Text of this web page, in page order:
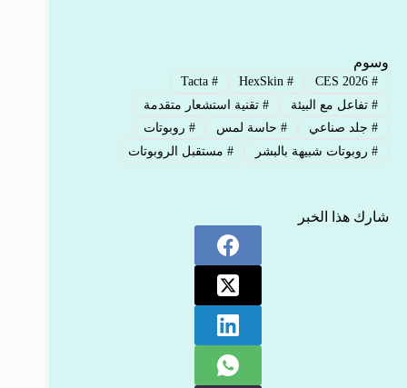
وسوم
#
CES 2026
#
HexSkin
#
Tacta
#تفاعل مع البيئة #تقنية استشعار متقدمة
#جلد صناعي #حاسة لمس # روبوتات
#روبوتات شبيهة بالبشر #مستقبل الروبوتات
شارك هذا الخبر